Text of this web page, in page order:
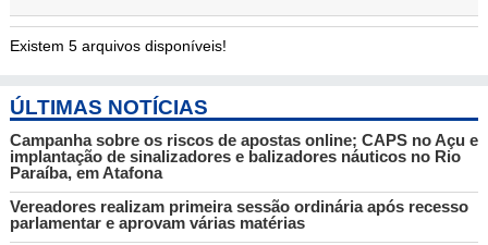
Existem 5 arquivos disponíveis!
ÚLTIMAS NOTÍCIAS
Campanha sobre os riscos de apostas online; CAPS no Açu e
implantação de sinalizadores e balizadores náuticos no Rio
Paraíba, em Atafona
Vereadores realizam primeira sessão ordinária após recesso
parlamentar e aprovam várias matérias